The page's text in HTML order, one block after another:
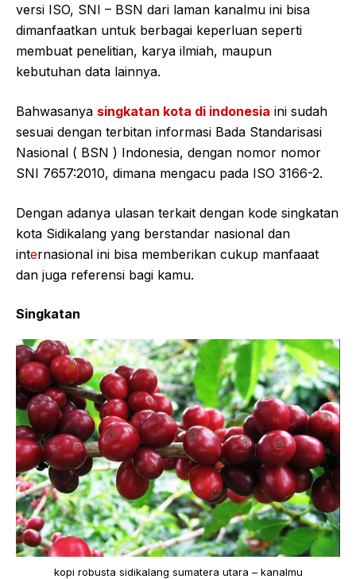
versi ISO, SNI – BSN dari laman kanalmu ini bisa
dimanfaatkan untuk berbagai keperluan seperti
membuat penelitian, karya ilmiah, maupun
kebutuhan data lainnya.
Bahwasanya singkatan kota di indonesia ini sudah
sesuai dengan terbitan informasi Bada Standarisasi
Nasional ( BSN ) Indonesia, dengan nomor nomor
SNI 7657:2010, dimana mengacu pada ISO 3166-2.
Dengan adanya ulasan terkait dengan kode singkatan
kota Sidikalang yang berstandar nasional dan
internasional ini bisa memberikan cukup manfaaat
dan juga referensi bagi kamu.
Singkatan
kopi robusta sidikalang sumatera utara – kanalmu